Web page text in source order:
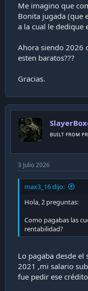
Ver adjunto
años
Ver
Me imagino que
Bonita jugada (que
a la cual le dedique
Ahora siendo 2026
esten baratos???
Gracias.
ʙᴜɪʟᴛ ғʀᴏᴍ
3 Julio 2026
max3_16 dijo:
Hola, 2 preguntas:
Como pagabas las
rentabilidad?
Lo pagaba desde el
2021 ,mi salario
fue pedir ese